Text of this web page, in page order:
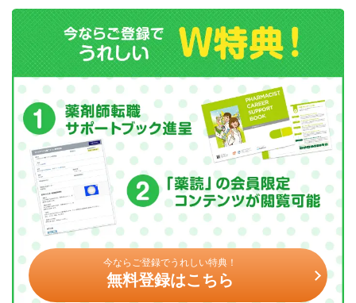
今ならご登録でうれしい特典！
無料登録はこちら